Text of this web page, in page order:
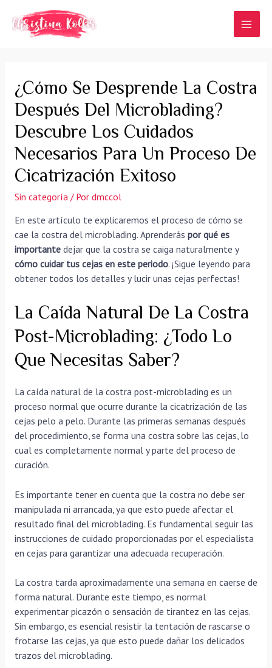
contenido
¿Cómo Se Desprende La Costra
Después Del Microblading?
Descubre Los Cuidados
Necesarios Para Un Proceso De
Cicatrización Exitoso
Sin categoría / Por dmccol
En este artículo te explicaremos el proceso de cómo se
cae la costra del microblading. Aprenderás por qué es
importantedejar que la costra se caiga naturalmente y
cómo cuidar tus cejas en este periodo. ¡Sigue leyendo para
obtener todos los detalles y lucir unas cejas perfectas!
La Caída Natural De La Costra
Post-Microblading: ¿Todo Lo
Que Necesitas Saber?
La caída natural de la costra post-microblading es un
proceso normal que ocurre durante la cicatrización de las
cejas pelo a pelo. Durante las primeras semanas después
del procedimiento, se forma una costra sobre las cejas, lo
cual es completamente normal y parte del proceso de
curación.
Es importante tener en cuenta que la costra no debe ser
manipulada ni arrancada, ya que esto puede afectar el
resultado final del microblading. Es fundamental seguir las
instrucciones de cuidado proporcionadas por el especialista
en cejas para garantizar una adecuada recuperación.
La costra tarda aproximadamente una semana en caerse de
forma natural. Durante este tiempo, es normal
experimentar picazón o sensación de tirantez en las cejas.
Sin embargo, es esencial resistir la tentación de rascarse o
frotarse las cejas, ya que esto puede dañar los delicados
trazos del microblading.